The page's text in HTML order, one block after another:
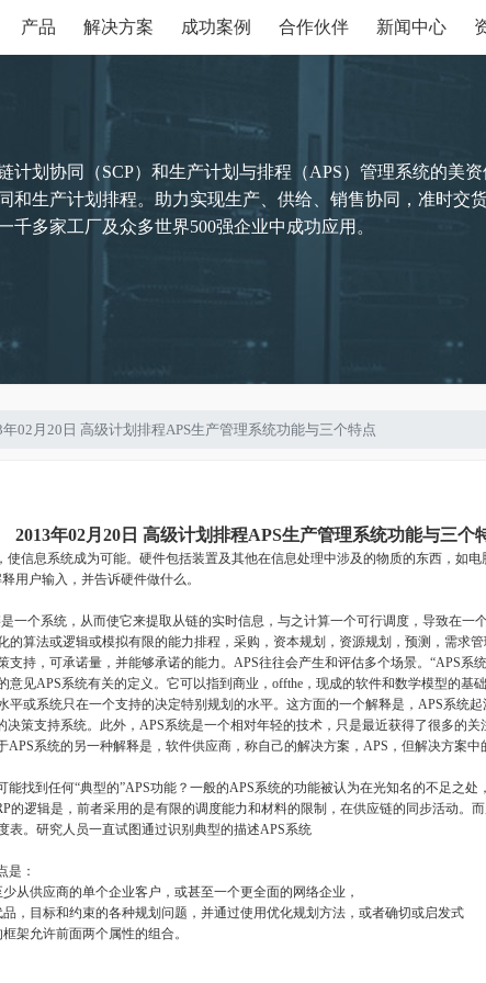
产品 解决方案 成功案例 合作伙伴 新闻中心
计划协同（SCP）和生产计划与排程（APS）管理系统的美资
和生产计划排程。助力实现生产、供给、销售协同，准时交货
千多家工厂及众多世界500强企业中成功应用。
年02月20日 高级计划排程APS生产管理系统功能与三个特点
2013年02月20日 高级计划排程APS生产管理系统功能与三个
息系统成为可能。硬件包括装置及其他在信息处理中涉及的物质的东西，如电
用户输入，并告诉硬件做什么。
个系统，从而使它来提取从链的实时信息，与之计算一个可行调度，导致在一
的算法或逻辑或模拟有限的能力排程，采购，资本规划，资源规划，预测，需求
支持，可承诺量，并能够承诺的能力。APS往往会产生和评估多个场景。“APS系
意见APS系统有关的定义。它可以指到商业，offthe，现成的软件和数学模型的基
平或系统只在一个支持的决定特别规划的水平。这方面的一个解释是，APS系统
决策支持系统。此外，APS系统是一个相对年轻的技术，只是最近获得了很多的
APS系统的另一种解释是，软件供应商，称自己的解决方案，APS，但解决方案中
到任何“典型的”APS功能？一般的APS系统的功能被认为在光知名的不足之处
的逻辑是，前者采用的是有限的调度能力和材料的限制，在供应链的同步活动。
表。研究人员一直试图通过识别典型的描述APS系统
是：
供应商的单个企业客户，或甚至一个更全面的网络企业，
目标和约束的各种规划问题，并通过使用优化规划方法，或者确切或启发式
允许前面两个属性的组合。